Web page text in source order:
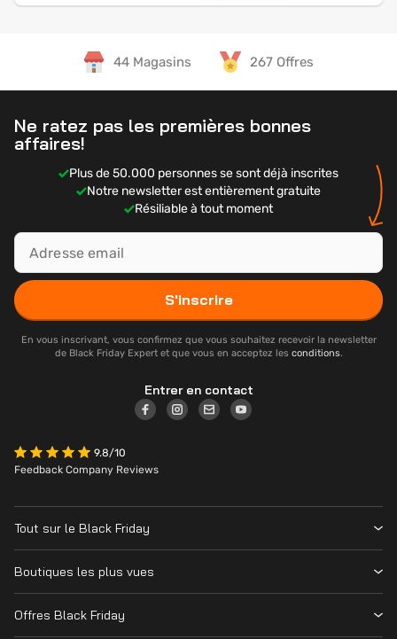
44 Magasins 267 Offres
Ne ratez pas les premières bonnes
affaires!
Plus de 50.000 personnes se sont déjà inscrites
Notre newsletter est entièrement gratuite
Résiliable à tout moment
S'inscrire
En vous inscrivant, vous confirmez que vous souhaitez recevoir la newsletter
de Black Friday Expert et que vous en acceptez les conditions.
Entrer en contact
9.8/10
Feedback Company Reviews
Tout sur le Black Friday
Magasins
Cyber Monday
Boutiques les plus vues
Offres Black Friday